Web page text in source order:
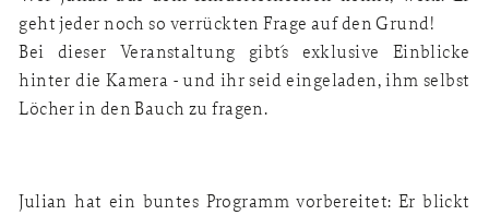
geht jeder noch so verrückten Frage auf den Grund!
Bei dieser Veranstaltung gibt´s exklusive Einblicke
hinter die Kamera - und ihr seid eingeladen, ihm selbst
Löcher in den Bauch zu fragen.
Julian hat ein buntes Programm vorbereitet: Er blickt